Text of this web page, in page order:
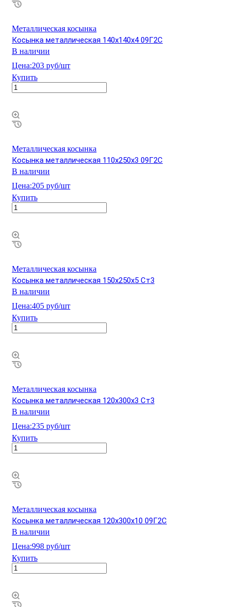
Металлическая косынка
Косынка металлическая 140х140х4 09Г2С
В наличии
Цена:203 руб/шт
Купить
Металлическая косынка
Косынка металлическая 110х250х3 09Г2С
В наличии
Цена:205 руб/шт
Купить
Металлическая косынка
Косынка металлическая 150х250х5 Ст3
В наличии
Цена:405 руб/шт
Купить
Металлическая косынка
Косынка металлическая 120х300х3 Ст3
В наличии
Цена:235 руб/шт
Купить
Металлическая косынка
Косынка металлическая 120х300х10 09Г2С
В наличии
Цена:998 руб/шт
Купить